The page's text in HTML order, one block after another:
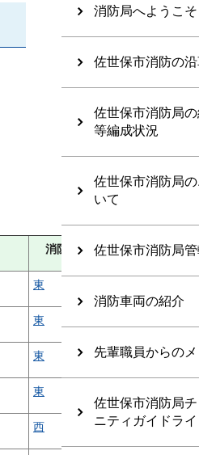
消防署
東
東
東
東
西
消防局へようこそ
佐世保市消防の
佐世保市消防局
等編成状況
佐世保市消防局
いて
佐世保市消防局
消防車両の紹介
先輩職員からの
佐世保市消防局
ニティガイドラ